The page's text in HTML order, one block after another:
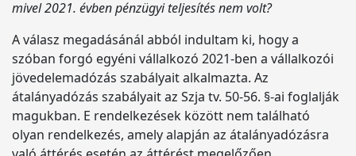
mivel 2021. évben pénzügyi teljesítés nem volt?
A válasz megadásánál abból indultam ki, hogy a
szóban forgó egyéni vállalkozó 2021-ben a vállalkozói
jövedelemadózás szabályait alkalmazta. Az
átalányadózás szabályait az Szja tv. 50-56. §-ai foglalják
magukban. E rendelkezések között nem található
olyan rendelkezés, amely alapján az átalányadózásra